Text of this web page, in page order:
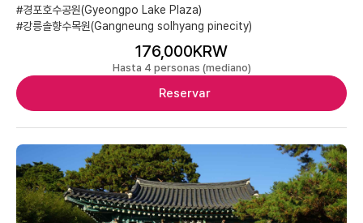
#경포호수공원(Gyeongpo Lake Plaza)
#강릉솔향수목원(Gangneung solhyang pinecity)
176,000KRW
Hasta 4 personas (mediano)
Reservar